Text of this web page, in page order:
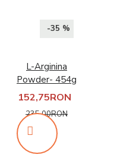
-35 %
L-Arginina
Powder- 454g
152,75RON
235,00RON